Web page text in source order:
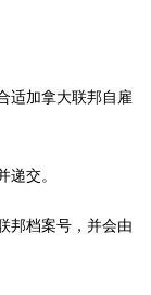
适加拿大联邦自雇
递交。
邦档案号，并会由